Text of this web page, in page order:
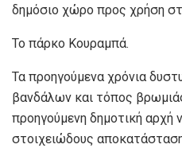
δημόσιο χώρο προς χρήση
Το πάρκο Κουραμπά.
Τα προηγούμενα χρόνια
βανδάλων και τόπος
προηγούμενη δημοτική αρχή
στοιχειώδους